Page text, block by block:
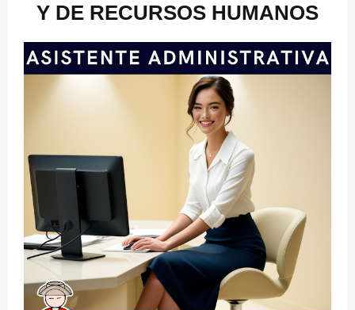
Y DE RECURSOS HUMANOS